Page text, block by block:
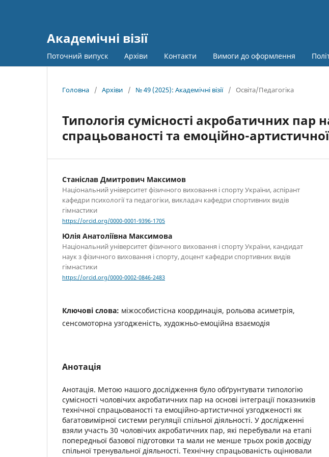
Академічні візії
Поточний випуск Архіви Контакти Вимоги до оформлення
Головна / Архіви / № 49 (2025): Академічні візії / Освіта/Педагогіка
Типологія сумісності акробатичних пар
спрацьованості та емоційно-
Станіслав Дмитрович Максимов
Національний університет фізичного виховання і спорту України, аспірант
кафедри психології та педагогіки, викладач кафедри спортивних видів
гімнастики
https://orcid.org/0000-0001-9396-1705
Юлія Анатоліївна Максимова
Національний університет фізичного виховання і спорту України, кандидат
наук з фізичного виховання і спорту, доцент кафедри спортивних видів
гімнастики
https://orcid.org/0000-0002-0846-2483
Ключові слова: міжособистісна координація, рольова асиметрія,
сенсомоторна узгодженість, художньо-емоційна взаємодія
Анотація
Анотація. Метою нашого дослідження було обґрунтувати типологію
сумісності чоловічих акробатичних пар на основі інтеграції показників
технічної спрацьованості та емоційно-артистичної узгодженості як
багатовимірної системи регуляції спільної діяльності. У дослідженні
взяли участь 30 чоловічих акробатичних пар, які перебували на етапі
попередньої базової підготовки та мали не менше трьох років досвіду
спільної тренувальної діяльності. Технічну спрацьованість оцінювали